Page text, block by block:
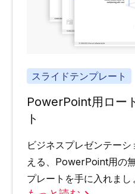
スライドテンプレート
PowerPoint用ロー
ト
ビジネスプレゼンテー
える、PowerPoint用の
プレートを手に入れまし